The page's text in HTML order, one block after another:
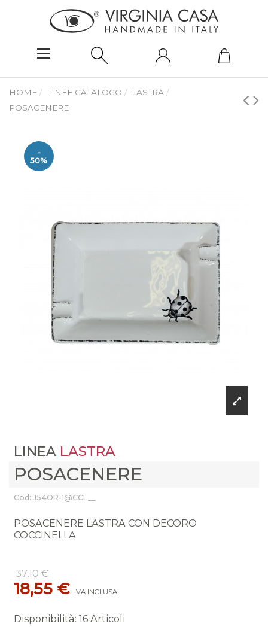
HOME LINEE CATALOGO
LASTRA
POSACENERE
-
50%
LINEA LASTRA
POSACENERE
Cod: J54OR-1@CCL__
POSACENERE LASTRA CON DECORO
COCCINELLA
37,10 €
18,55 € IVA INCLUSA
Disponibilità: 16 Articoli